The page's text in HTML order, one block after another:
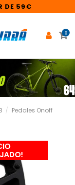
DE 59€
0
Pedales Onoff